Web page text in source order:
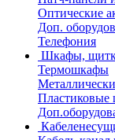
Оптические
Доп.
Телефония
Шкафы,
Термошкафы